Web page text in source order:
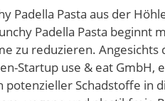
Padella Pasta aus der
Padella Pasta beginnt
zu reduzieren. Angesichts
Startup use & eat
potenzieller Schadstoffe in